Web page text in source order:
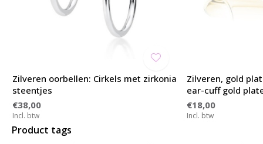
Zilveren oorbellen: Cirkels met zirkonia
steentjes
€38,00
Incl. btw
Zilveren, gold
ear-cuff gold
€18,00
Incl. btw
Product tags